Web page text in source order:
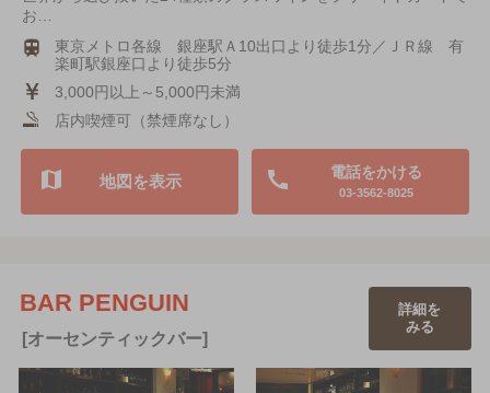
お…
東京メトロ各線 銀座駅Ａ10出口より徒歩1分／ＪＲ線 有
楽町駅銀座口より徒歩5分
3,000円以上～5,000円未満
店内喫煙可（禁煙席なし）
電話をかける
03-3562-8025
地図を表示
BAR PENGUIN
[オーセンティックバー]
詳細を
みる